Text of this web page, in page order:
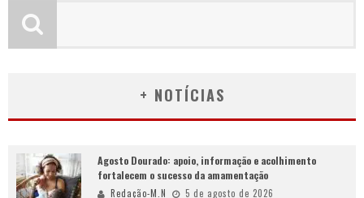
+ NOTÍCIAS
Agosto Dourado: apoio, informação e acolhimento
fortalecem o sucesso da amamentação
Redação-M.N 5 de agosto de 2026